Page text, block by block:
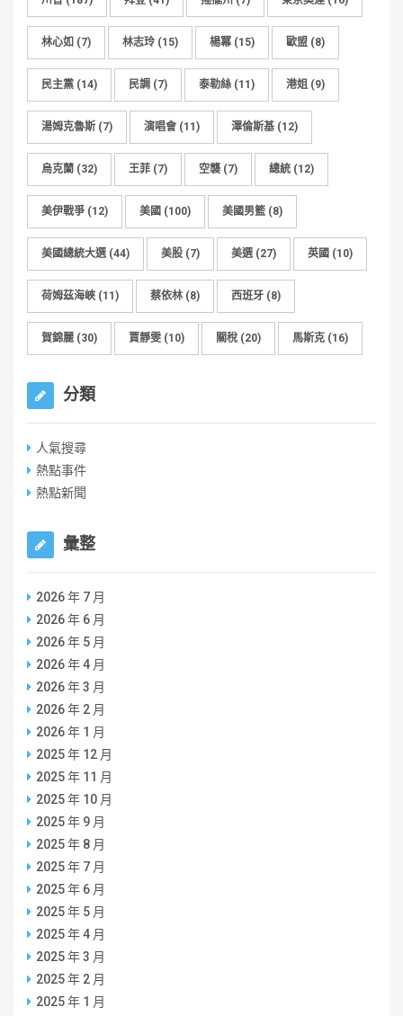
林心如 (7) 林志玲 (15) 楊冪 (15) 歐盟 (8)
民主黨 (14) 民調 (7) 泰勒絲 (11) 港姐 (9)
湯姆克魯斯 (7) 演唱會 (11) 澤倫斯基 (12)
烏克蘭 (32) 王菲 (7) 空襲 (7) 總統 (12)
美伊戰爭 (12) 美國 (100) 美國男籃 (8)
美國總統大選(44) 美股 (7) 美選(27) 英國 (10)
荷姆茲海峽 (11) 蔡依林 (8) 西班牙 (8)
賀錦麗 (30) 賈靜雯 (10) 關稅 (20) 馬斯克 (16)
分類
人氣搜尋
熱點事件
熱點新聞
彙整
2026 年 7 月
2026 年 6 月
2026 年 5 月
2026 年 4 月
2026 年 3 月
2026 年 2 月
2026 年 1 月
2025 年 12 月
2025 年 11 月
2025 年 10 月
2025 年 9 月
2025 年 8 月
2025 年 7 月
2025 年 6 月
2025 年 5 月
2025 年 4 月
2025 年 3 月
2025 年 2 月
2025 年 1 月